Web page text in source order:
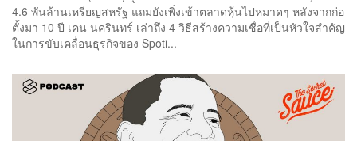
4.6 พันล้านเหรียญสหรัฐ แถมยังเพิ่งเข้าตลาดหุ้นไปหมาดๆ หลังจากก่อ
ตั้งมา 10 ปี เคน นครินทร์ เล่าถึง 4 วิธีสร้างความเชื่อที่เป็นหัวใจสำคัญ
ในการขับเคลื่อนธุรกิจของ Spoti...